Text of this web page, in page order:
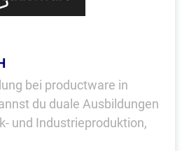
bei productware in
du duale Ausbildungen
und Industrieproduktion,